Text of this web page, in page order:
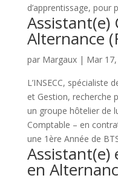
d’apprentissage, pour
Assistant(e)
Alternance
par Margaux| Mar
L’INSECC,
et Gestion, recherche
un groupe hôtelier de
Comptable – en
une 1ère Année de
en